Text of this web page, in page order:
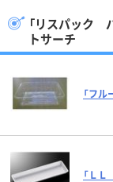
「リスパック
トサーチ
「フ
「Ｌ